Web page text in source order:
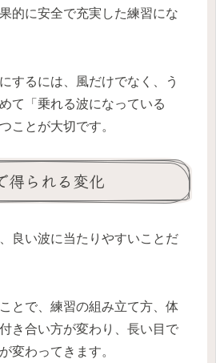
的に安全で充実した練習にな
するには、風だけでなく、う
て「乗れる波になっている
ことが大切です。
得られる変化
良い波に当たりやすいことだ
とで、練習の組み立て方、体
き合い方が変わり、長い目で
変わってきます。